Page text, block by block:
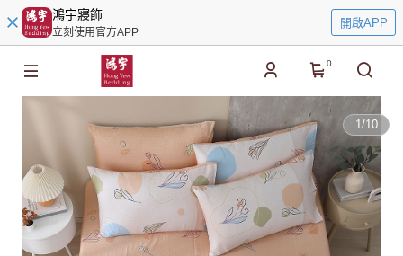
鴻宇寢飾
立刻使用官方APP
開啟APP
0
1/10